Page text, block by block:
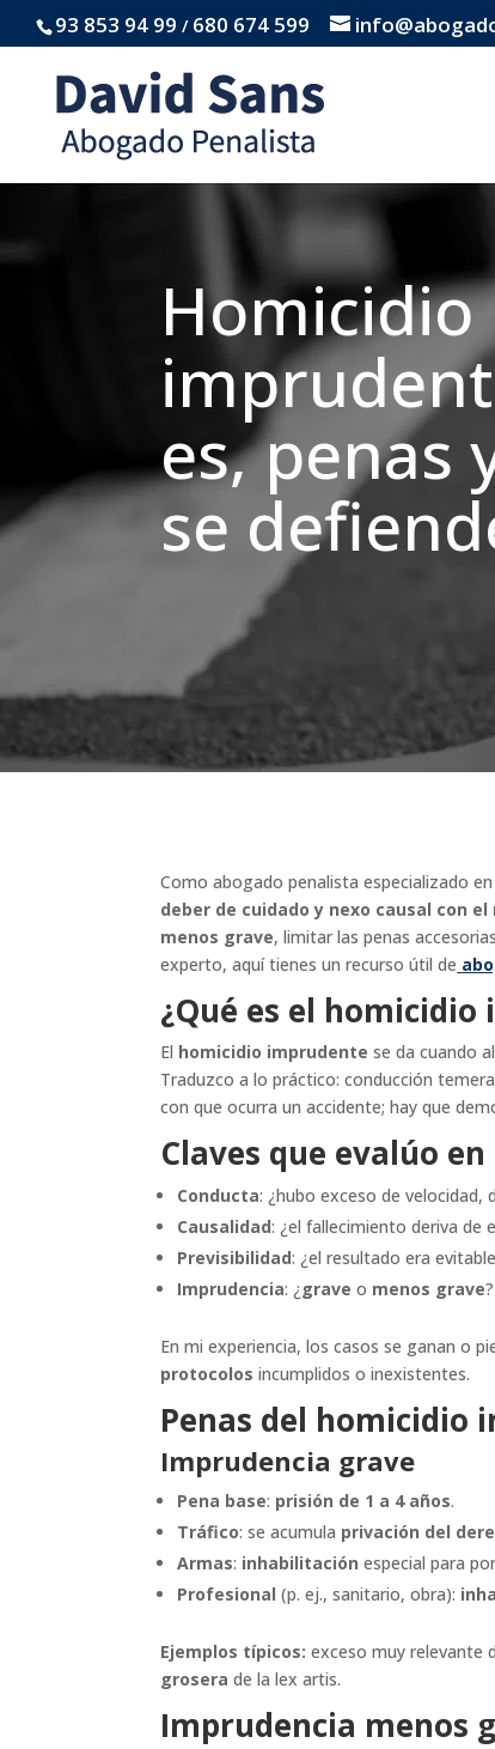
93 853 94 99 / 680 674 599
Homicidio
es, penas
se
Como abogado penalista especializado
deber de cuidado y nexo causal con
menos grave, limitar las penas
experto, aquí tienes un recurso útil de
¿Qué es el
El homicidio imprudente se da cuando
Traduzco a lo práctico: conducción
con que ocurra un accidente; hay que
Claves que evalúo
Conducta: ¿hubo exceso de
Causalidad: ¿el fallecimiento deriva de
Previsibilidad: ¿el resultado era
Imprudencia: ¿ grave o menos grave
En mi experiencia, los casos se ganan o
protocolos incumplidos o inexistentes.
Penas del homicidio
Imprudencia grave
Pena base: prisión de 1 a 4 años.
Tráfico: se acumula privación del
Armas: inhabilitación especial para
Profesional (p. ej., sanitario, obra):
Ejemplos típicos: exceso muy relevante
grosera de la lex artis.
Imprudencia menos